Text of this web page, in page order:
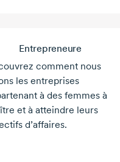
Entrepreneure
comment nous
les entreprises
à des femmes à
et à atteindre leurs
d’affaires.